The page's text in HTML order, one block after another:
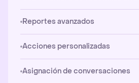
Reportes avanzados
Acciones personalizadas
Asignación de conversaciones